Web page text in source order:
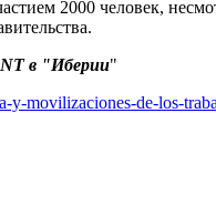
2000 человек,
в "Иберии"
y-movilizaciones-de-los-